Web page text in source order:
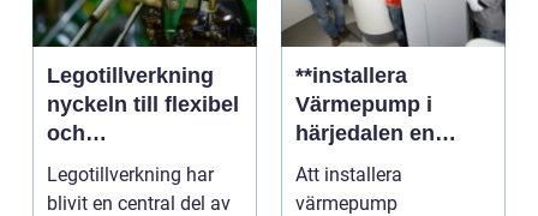
Legotillverkning
nyckeln till flexibel
och
kostnadseffektiv
produktion
Legotillverkning har
blivit en central del av
**installera
Värmepump i
härjedalen en
hållbar
framtidslösning**
Att installera
värmepump